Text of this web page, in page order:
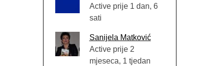
Active prije 1 dan, 6
sati
Sanijela Matković
Active prije 2
mjeseca, 1 tjedan